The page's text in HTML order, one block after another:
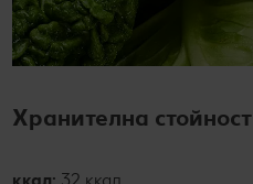
Хранителна стойност